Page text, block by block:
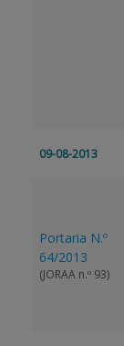
09-08-2013
Portaria N.º
64/2013
(JORAA n.º 93)